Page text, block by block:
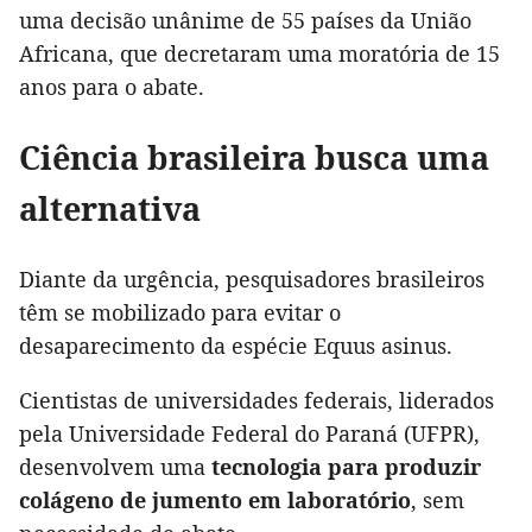
uma decisão unânime de 55 países da União
Africana, que decretaram uma moratória de 15
anos para o abate.
Ciência brasileira busca uma
alternativa
Diante da urgência, pesquisadores brasileiros
têm se mobilizado para evitar o
desaparecimento da espécie Equus asinus.
Cientistas de universidades federais, liderados
pela Universidade Federal do Paraná (UFPR),
desenvolvem uma tecnologia para produzir
colágeno de jumento em laboratório, sem